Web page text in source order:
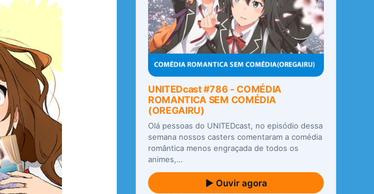
UNITEDcast #786 - COMÉDIA
ROMANTICA SEM COMÉDIA
(OREGAIRU)
Olá pessoas do UNITEDcast, no episódio dessa
semana nossos casters comentaram a comédia
romântica menos engraçada de todos os
animes,…
▶ Ouvir agora